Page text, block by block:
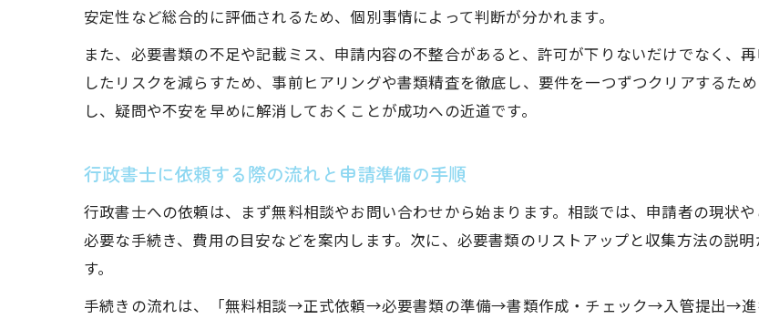
行政書士が伊勢崎市申請の悩みに丁寧に対
行政書士が地域特性に合わせた申請支援
行政書士と相談しながら安心して申請を
書類作成や入管手続きの具体的なポイント
行政書士が入管手続きで重視する注意事項
行政書士サポートによる書類不備の回避策
行政書士による必要書類の正確な準備方法
失敗を防ぐための費用相場とチェック項目
安定性など総合的に評価されるため、個別事情によって判断が分かれます。
また、必要書類の不足や記載ミス、申請内容の不整合があると、許可が下りないだけでなく、
したリスクを減らすため、事前ヒアリングや書類精査を徹底し、要件を一つずつクリアするた
し、疑問や不安を早めに解消しておくことが成功への近道です。
行政書士に依頼する際の流れと申請準備の手順
行政書士への依頼は、まず無料相談やお問い合わせから始まります。相談では、申請者の現状
必要な手続き、費用の目安などを案内します。次に、必要書類のリストアップと収集方法の説
す。
手続きの流れは、「無料相談→正式依頼→必要書類の準備→書類作成・チェック→入管提出→